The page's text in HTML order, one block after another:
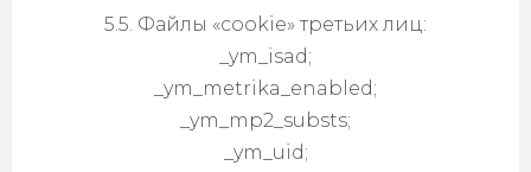
5.5. Файлы «cookie» третьих лиц:
_ym_isad;
_ym_metrika_enabled;
_ym_mp2_substs;
_ym_uid;